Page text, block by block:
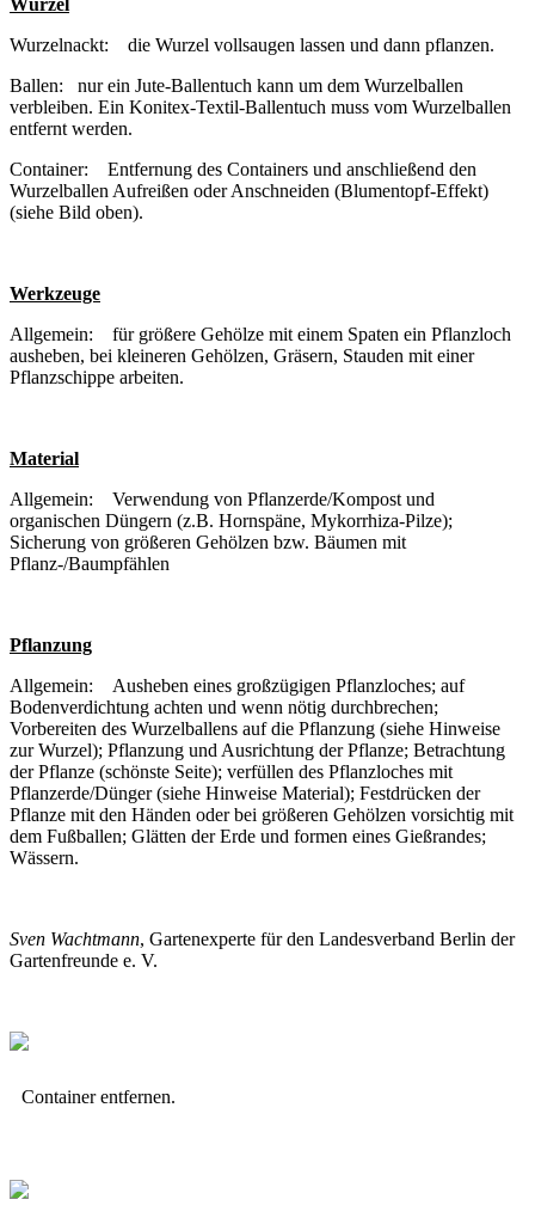
Wurzel
Wurzelnackt: die Wurzel vollsaugen lassen und dann pflanzen.
Ballen: nur ein Jute-Ballentuch kann um dem Wurzelballen
verbleiben. Ein Konitex-Textil-Ballentuch muss vom Wurzelballen
entfernt werden.
Container: Entfernung des Containers und anschließend den
Wurzelballen Aufreißen oder Anschneiden (Blumentopf-Effekt)
(siehe Bild oben).
Werkzeuge
Allgemein: für größere Gehölze mit einem Spaten ein Pflanzloch
ausheben, bei kleineren Gehölzen, Gräsern, Stauden mit einer
Pflanzschippe arbeiten.
Material
Allgemein: Verwendung von Pflanzerde/Kompost und
organischen Düngern (z.B. Hornspäne, Mykorrhiza-Pilze);
Sicherung von größeren Gehölzen bzw. Bäumen mit
Pflanz-/Baumpfählen
Pflanzung
Allgemein: Ausheben eines großzügigen Pflanzloches; auf
Bodenverdichtung achten und wenn nötig durchbrechen;
Vorbereiten des Wurzelballens auf die Pflanzung (siehe Hinweise
zur Wurzel); Pflanzung und Ausrichtung der Pflanze; Betrachtung
der Pflanze (schönste Seite); verfüllen des Pflanzloches mit
Pflanzerde/Dünger (siehe Hinweise Material); Festdrücken der
Pflanze mit den Händen oder bei größeren Gehölzen vorsichtig mit
dem Fußballen; Glätten der Erde und formen eines Gießrandes;
Wässern.
Sven Wachtmann, Gartenexperte für den Landesverband Berlin der
Gartenfreunde e. V.
Container entfernen.